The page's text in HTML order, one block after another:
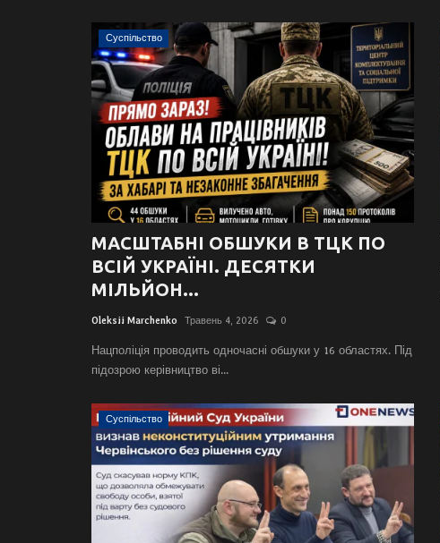
Суспільство
МАСШТАБНІ ОБШУКИ В ТЦК ПО
ВСІЙ УКРАЇНІ. ДЕСЯТКИ
МІЛЬЙОН...
Oleksii Marchenko Травень 4, 2026 0
Нацполіція проводить одночасні обшуки у 16 областях. Під
підозрою керівництво ві...
Суспільство